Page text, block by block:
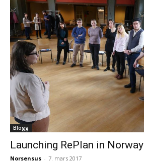
Blogg
Launching RePlan in Norway
Norsensus - 7. mars 2017